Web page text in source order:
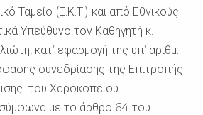
Ταμείο (Ε.Κ.Τ.) και από Εθνικούς
Υπεύθυνο τον Καθηγητή κ.
κατ’ εφαρμογή της υπ’ αριθμ.
συνεδρίασης της Επιτροπής
του Χαροκοπείου
σύμφωνα με το άρθρο 64 του